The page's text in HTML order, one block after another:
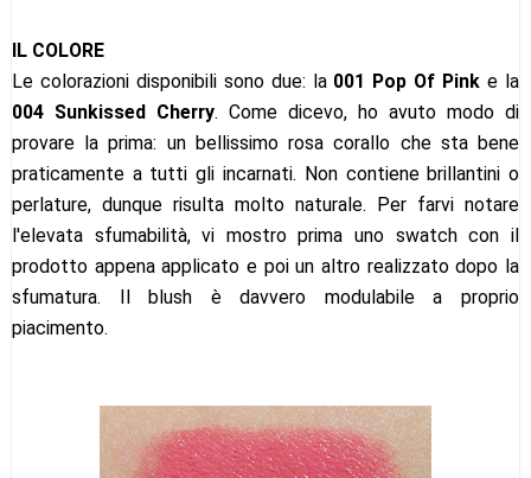
IL COLORE
Le colorazioni disponibili sono due: la 001 Pop Of Pink e la
004 Sunkissed Cherry. Come dicevo, ho avuto modo di
provare la prima: un bellissimo rosa corallo che sta bene
praticamente a tutti gli incarnati. Non contiene brillantini o
perlature, dunque risulta molto naturale. Per farvi notare
l'elevata sfumabilità, vi mostro prima uno swatch con il
prodotto appena applicato e poi un altro realizzato dopo la
sfumatura. Il blush è davvero modulabile a proprio
piacimento.